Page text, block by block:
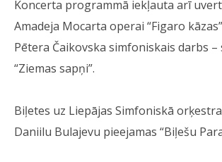
Koncerta programmā iekļauta arī
Amadeja Mocarta operai “Figaro
Pētera Čaikovska simfoniskais darbs
“Ziemas sapņi”.
Biļetes uz Liepājas Simfoniskā
Daniilu Bulajevu pieejamas “Biļešu